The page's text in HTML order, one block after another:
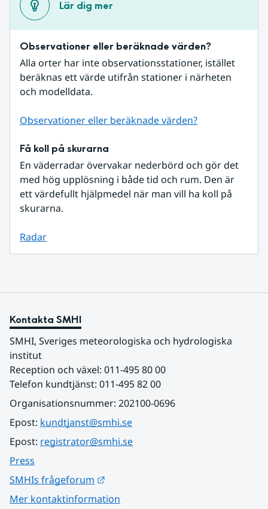
Lär dig mer
Observationer eller beräknade värden?
Alla orter har inte observationsstationer, istället
beräknas ett värde utifrån stationer i närheten
och modelldata.
Observationer eller beräknade värden?
Få koll på skurarna
En väderradar övervakar nederbörd och gör det
med hög upplösning i både tid och rum. Den är
ett värdefullt hjälpmedel när man vill ha koll på
skurarna.
Radar
Kontakta SMHI
SMHI, Sveriges meteorologiska och hydrologiska
institut
Reception och växel: 011-495 80 00
Telefon kundtjänst: 011-495 82 00
Organisationsnummer: 202100-0696
Epost: kundtjanst@smhi.se
Epost: registrator@smhi.se
Press
SMHIs frågeforum
Mer kontaktinformation